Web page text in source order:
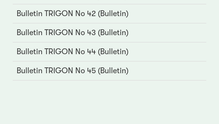
Bulletin TRIGON No 42 (Bulletin)
Bulletin TRIGON No 43 (Bulletin)
Bulletin TRIGON No 44 (Bulletin)
Bulletin TRIGON No 45 (Bulletin)